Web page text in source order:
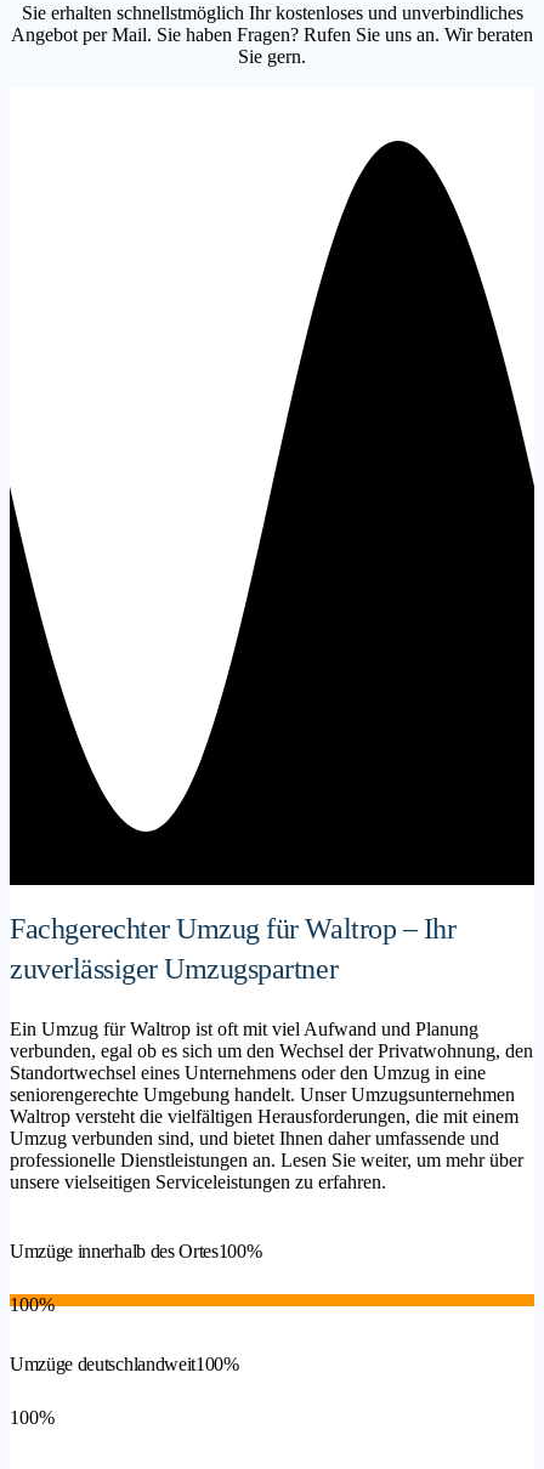
Sie erhalten schnellstmöglich Ihr kostenloses und unverbindliches
Angebot per Mail. Sie haben Fragen? Rufen Sie uns an. Wir beraten
Sie gern.
Fachgerechter Umzug für Waltrop – Ihr
zuverlässiger Umzugspartner
Ein Umzug für Waltrop ist oft mit viel Aufwand und Planung
verbunden, egal ob es sich um den Wechsel der Privatwohnung, den
Standortwechsel eines Unternehmens oder den Umzug in eine
seniorengerechte Umgebung handelt. Unser Umzugsunternehmen
Waltrop versteht die vielfältigen Herausforderungen, die mit einem
Umzug verbunden sind, und bietet Ihnen daher umfassende und
professionelle Dienstleistungen an. Lesen Sie weiter, um mehr über
unsere vielseitigen Serviceleistungen zu erfahren.
Umzüge innerhalb des Ortes100%
100%
Umzüge deutschlandweit100%
100%